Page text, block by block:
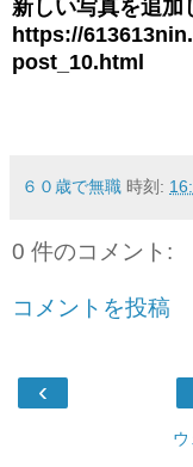
新しい写真を追加
https://
post_10.html
６０歳で無職 時刻:
0 件のコメント:
コメントを投稿
‹